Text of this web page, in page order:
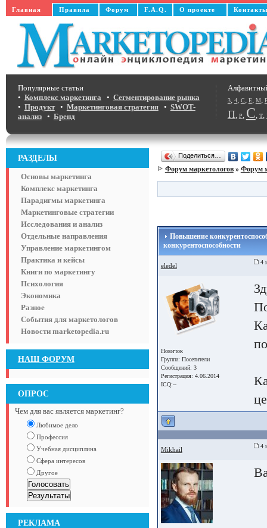
Главная Правила Форум F.A.Q. О проекте
3, 4, C, E, M,
П, Р, С, Т,
Популярные статьи
• Комплекс маркетинга • Сегментирование рынка
• Продукт• Маркетинговая стратегия• SWOT-
анализ• Бренд
РАЗДЕЛЫ
Основы маркетинга
Комплекс маркетинга
Парадигмы маркетинга
Маркетинговые стратегии
Исследования и анализ
Отдельные направления
Управление маркетингом
Практика и кейсы
Книги по маркетингу
Психология
Экономика
Разное
События для маркетологов
Новости marketopedia.ru
НАШ ФОРУМ
ОПРОС
Чем для вас является маркетинг?
Любимое дело
Профессия
Учебная дисциплина
Сфера интересов
Другое
РЕКЛАМА
Поделиться…
Форум маркетологов» Форум
Повышение
конкурентоспособности
eledel 4
Новичок
Группа: Посетители
Сообщений: 3
Регистрация: 4.06.2014
ICQ:--
Mikhail 4